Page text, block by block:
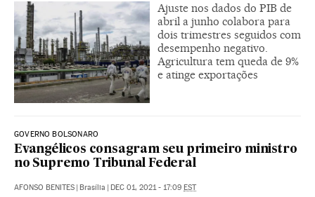
Ajuste nos dados do PIB de
abril a junho colabora para
dois trimestres seguidos com
desempenho negativo.
Agricultura tem queda de 9%
e atinge exportações
GOVERNO BOLSONARO
Evangélicos consagram seu primeiro ministro
no Supremo Tribunal Federal
AFONSO BENITES | Brasília | DEC 01, 2021 - 17:09 EST